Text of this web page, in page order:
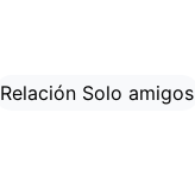
Relación Solo amigos